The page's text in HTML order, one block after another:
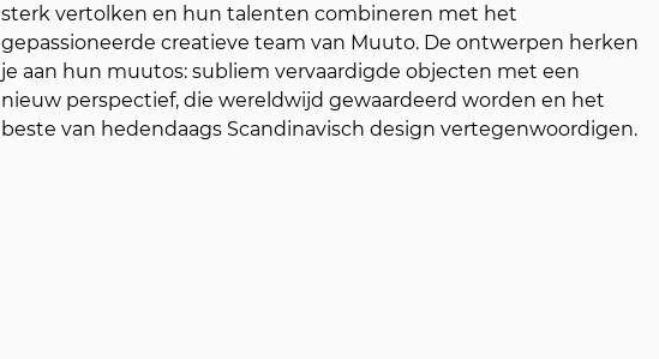
sterk vertolken en hun talenten combineren met het
gepassioneerde creatieve team van Muuto. De ontwerpen herken
je aan hun muutos: subliem vervaardigde objecten met een
nieuw perspectief, die wereldwijd gewaardeerd worden en het
beste van hedendaags Scandinavisch design vertegenwoordigen.